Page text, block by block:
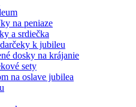
na peniaze
a srdiečka
k jubileu
dosky na krájanie
sety
na oslave jubilea